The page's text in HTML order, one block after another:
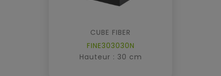
CUBE FIBER
FINE303030N
Hauteur : 30 cm